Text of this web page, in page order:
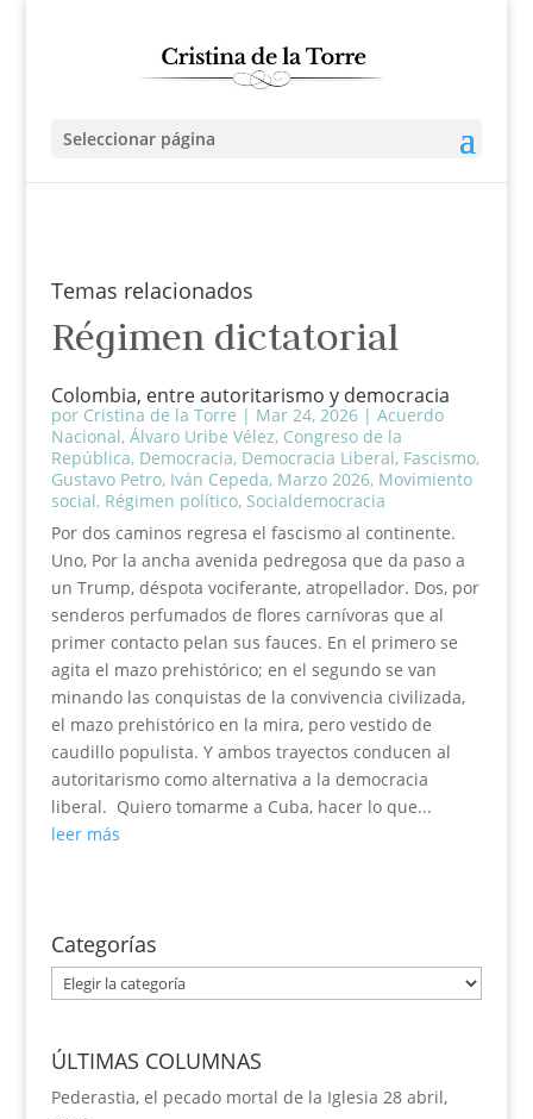
Seleccionar página
Temas relacionados
Régimen dictatorial
Colombia, entre autoritarismo y democracia
por Cristina de la Torre | Mar 24, 2026| Acuerdo
Nacional, Álvaro Uribe Vélez, Congreso de la
República, Democracia, Democracia Liberal, Fascismo,
Gustavo Petro, Iván Cepeda, Marzo 2026, Movimiento
social, Régimen político, Socialdemocracia
Por dos caminos regresa el fascismo al continente.
Uno, Por la ancha avenida pedregosa que da paso a
un Trump, déspota vociferante, atropellador. Dos, por
senderos perfumados de flores carnívoras que al
primer contacto pelan sus fauces. En el primero se
agita el mazo prehistórico; en el segundo se van
minando las conquistas de la convivencia civilizada,
el mazo prehistórico en la mira, pero vestido de
caudillo populista. Y ambos trayectos conducen al
autoritarismo como alternativa a la democracia
liberal. Quiero tomarme a Cuba, hacer lo que...
leer más
Categorías
Categorías
ÚLTIMAS COLUMNAS
Pederastia, el pecado mortal de la Iglesia 28 abril,